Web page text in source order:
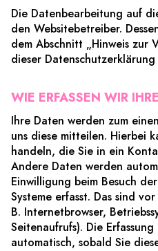
Die Datenbearbeitung auf
den Websitebetreiber.
dem Abschnitt „Hinweis zur
dieser
WIE ERFASSEN WIR
Ihre Daten werden zum
uns diese mitteilen. Hierbei
handeln, die Sie in ein
Andere Daten werden
Einwilligung beim Besuch
Systeme erfasst. Das sind
B. Internetbrowser,
Seitenaufrufs). Die
automatisch, sobald Sie